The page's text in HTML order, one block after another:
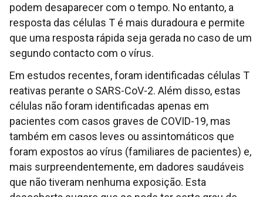
podem desaparecer com o tempo. No entanto, a
resposta das células T é mais duradoura e permite
que uma resposta rápida seja gerada no caso de um
segundo contacto com o vírus.
Em estudos recentes, foram identificadas células T
reativas perante o SARS-CoV-2. Além disso, estas
células não foram identificadas apenas em
pacientes com casos graves de COVID-19, mas
também em casos leves ou assintomáticos que
foram expostos ao vírus (familiares de pacientes) e,
mais surpreendentemente, em dadores saudáveis ​​
que não tiveram nenhuma exposição. Esta